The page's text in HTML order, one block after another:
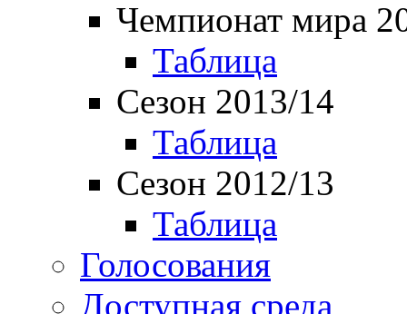
Чемпионат мира
Таблица
Сезон 2013/14
Таблица
Сезон 2012/13
Таблица
Голосования
Доступная среда